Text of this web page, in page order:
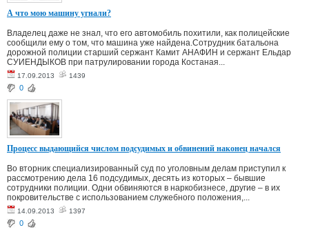
А что мою машину угнали?
Владелец даже не знал, что его автомобиль похитили, как полицейские
сообщили ему о том, что машина уже найдена.Сотрудник батальона
дорожной полиции старший сержант Камит АНАФИН и сержант Ельдар
СУИЕНДЫКОВ при патрулировании города Костаная...
17.09.2013 1439
0
Процесс выдающийся числом подсудимых и обвинений наконец начался
Во вторник специализированный суд по уголовным делам приступил к
рассмотрению дела 16 подсудимых, десять из которых – бывшие
сотрудники полиции. Одни обвиняются в наркобизнесе, другие – в их
покровительстве с использованием служебного положения,...
14.09.2013 1397
0